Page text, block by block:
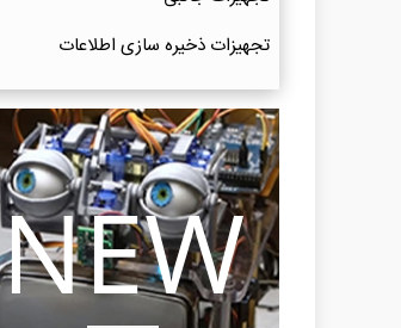
تجهیزات ذخیره‌ سازی اطلاعات
NEW